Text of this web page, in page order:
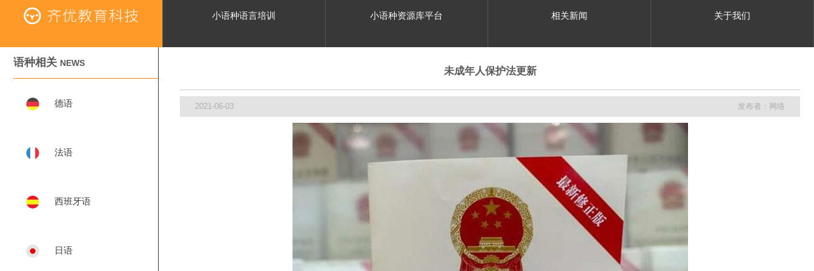
小语种语言培训 小语种资源库平台 相关新闻 关于我们
语种相关 NEWS
德语
法语
西班牙语
日语
未成年人保护法更新
2021-06-03 发布者：网络